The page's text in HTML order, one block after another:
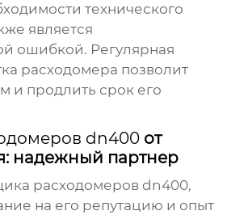
технического
является
ошибкой. Регулярная
расходомера позволит
и продлить срок его
dn400 от
надежный партнер
расходомеров dn400,
на его репутацию и опыт